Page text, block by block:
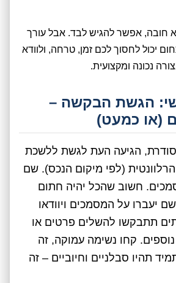
חובה, אפשר להגיש לבד. אבל עורך
יכול לחסוך לכם זמן, טרחה, ולוודא
נכונה ומקצועית.
הגשת הבקשה –
(או כמעט)
הגיעה העת לגשת ללשכת
(לפי מיקום הנכס). שם
חשוב שהכל יהיה חתום
יעברו על המסמכים ויוודאו
תתבקשו להשלים פרטים או
קחו נשימה עמוקה, זה
תהיו סבלניים וחיוביים – זה